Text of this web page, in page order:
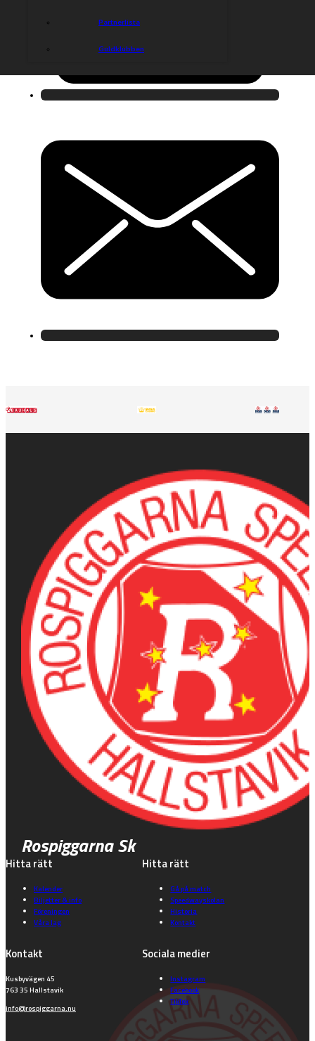
Partnerlista
Guldklubben
Rospiggarna Sk
Hitta rätt
Kalender
Biljetter & info
Föreningen
Våra lag
Hitta rätt
Gå på match
Speedwayskolan
Historia
Kontakt
Kontakt
Kusbyvägen 45
763 35 Hallstavik
info@rospiggarna.nu
Sociala medier
Instagram
Facebook
TikTok